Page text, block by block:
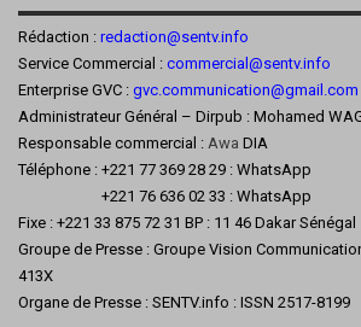
Rédaction : redaction@sentv.info
Service Commercial : commercial@sentv.info
Enterprise GVC : gvc.communication@gmail.com
Administrateur Général – Dirpub : Mohamed
Responsable commercial : Awa DIA
Téléphone : +221 77 369 28 29 : WhatsApp
+221 76 636 02 33 : WhatsApp
Fixe : +221 33 875 72 31 BP : 11 46 Dakar Sénégal
Groupe de Presse : Groupe Vision
413X
Organe de Presse : SENTV.info : ISSN 2517-8199